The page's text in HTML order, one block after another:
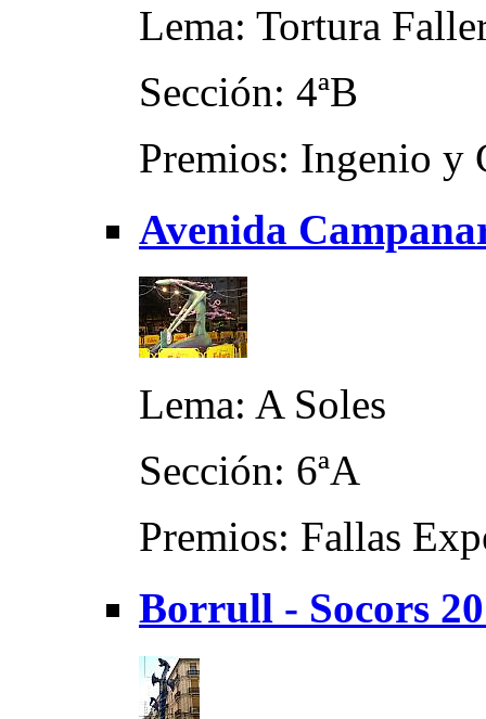
Lema: Tortura
Sección: 4ªB
Premios: Ingenio y
Avenida
Lema: A Soles
Sección: 6ªA
Premios: Fallas
Borrull - Socors